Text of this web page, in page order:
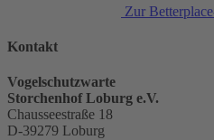
Zur
Kontakt
Vogelschutzwarte
Storchenhof Loburg e.V.
Chausseestraße 18
D-39279 Loburg